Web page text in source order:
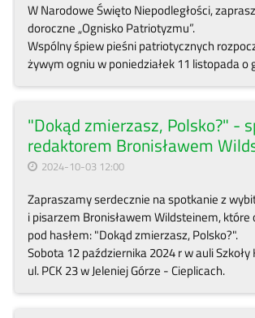
W Narodowe Święto Niepodległości,
doroczne „Ognisko Patriotyzmu”.
Wspólny śpiew pieśni patriotycznych
żywym ogniu w poniedziałek 11 listopada o
"Dokąd zmierzasz, Polsko?" -
redaktorem Bronisławem
2024-10-03 12:00
Zapraszamy serdecznie na spotkanie z
i pisarzem Bronisławem Wildsteinem, które
pod hasłem: "Dokąd zmierzasz, Polsko?".
Sobota 12 października 2024 r w auli
ul. PCK 23 w Jeleniej Górze - Cieplicach.